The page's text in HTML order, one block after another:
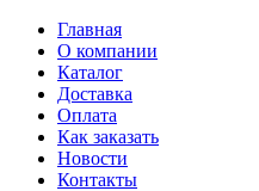
Главная
О компании
Каталог
Доставка
Оплата
Как заказать
Новости
Контакты